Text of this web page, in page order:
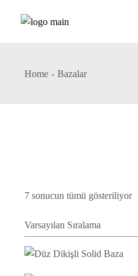
Home Bazalar
7 sonucun tümü gösteriliyor